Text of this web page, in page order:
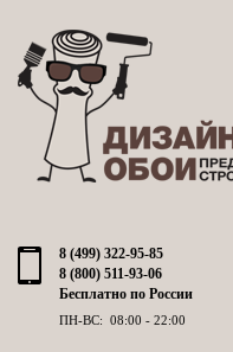
8 (499) 322-95-85
8 (800) 511-93-06
Бесплатно по России
ПН-ВС: 08:00 - 22:00